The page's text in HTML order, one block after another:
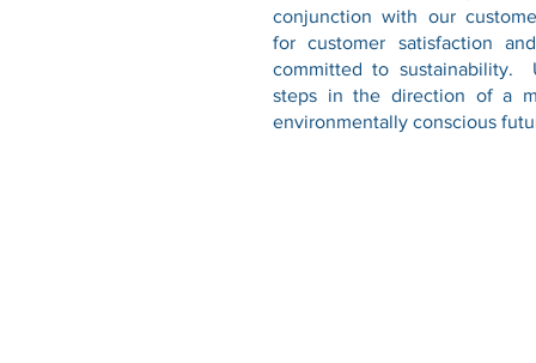
conjunction with our
for customer satisfaction
committed to sustainability.
steps in the direction of a
environmentally conscious